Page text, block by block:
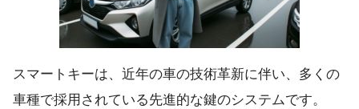
スマートキーは、近年の車の技術革新に伴い、多くの
車種で採用されている先進的な鍵のシステムです。